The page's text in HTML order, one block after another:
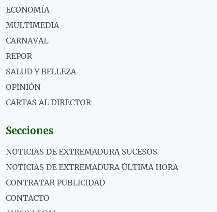
ECONOMÍA
MULTIMEDIA
CARNAVAL
REPOR
SALUD Y BELLEZA
OPINIÓN
CARTAS AL DIRECTOR
Secciones
NOTICIAS DE EXTREMADURA SUCESOS
NOTICIAS DE EXTREMADURA ÚLTIMA HORA
CONTRATAR PUBLICIDAD
CONTACTO